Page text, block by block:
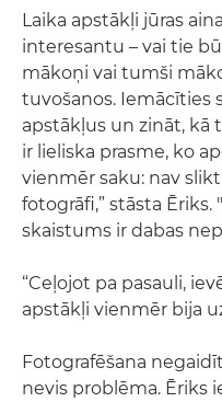
Laika apstākļi jūras
interesantu – vai tie
mākoņi vai tumši
tuvošanos. Iemācīties
apstākļus un zināt, kā
ir lieliska prasme, ko
vienmēr saku: nav
fotogrāfi,” stāsta
skaistums ir dabas
“Ceļojot pa pasauli,
apstākļi vienmēr bija
Fotografēšana
nevis problēma. Ēriks